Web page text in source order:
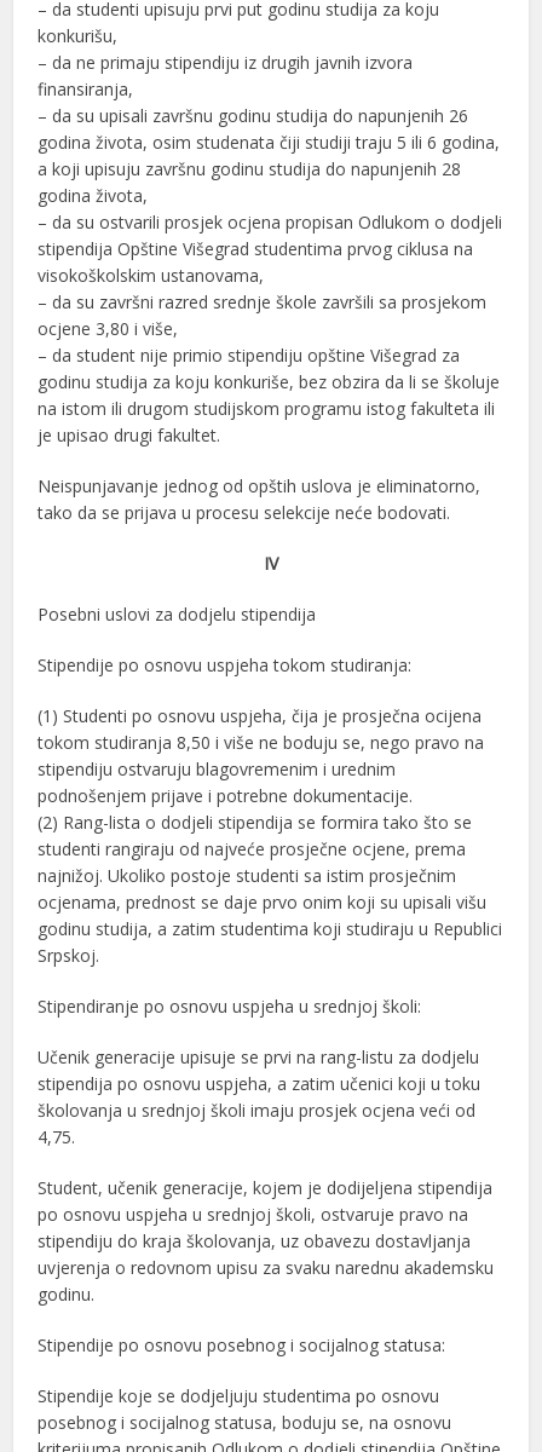
– da studenti upisuju prvi put godinu studija za koju
konkurišu,
– da ne primaju stipendiju iz drugih javnih izvora
finansiranja,
– da su upisali završnu godinu studija do napunjenih 26
godina života, osim studenata čiji studiji traju 5 ili 6 godina,
a koji upisuju završnu godinu studija do napunjenih 28
godina života,
– da su ostvarili prosjek ocjena propisan Odlukom o dodjeli
stipendija Opštine Višegrad studentima prvog ciklusa na
visokoškolskim ustanovama,
– da su završni razred srednje škole završili sa prosjekom
ocjene 3,80 i više,
– da student nije primio stipendiju opštine Višegrad za
godinu studija za koju konkuriše, bez obzira da li se školuje
na istom ili drugom studijskom programu istog fakulteta ili
je upisao drugi fakultet.
Neispunjavanje jednog od opštih uslova je eliminatorno,
tako da se prijava u procesu selekcije neće bodovati.
IV
Posebni uslovi za dodjelu stipendija
Stipendije po osnovu uspjeha tokom studiranja:
(1) Studenti po osnovu uspjeha, čija je prosječna ocijena
tokom studiranja 8,50 i više ne boduju se, nego pravo na
stipendiju ostvaruju blagovremenim i urednim
podnošenjem prijave i potrebne dokumentacije.
(2) Rang-lista o dodjeli stipendija se formira tako što se
studenti rangiraju od najveće prosječne ocjene, prema
najnižoj. Ukoliko postoje studenti sa istim prosječnim
ocjenama, prednost se daje prvo onim koji su upisali višu
godinu studija, a zatim studentima koji studiraju u Republici
Srpskoj.
Stipendiranje po osnovu uspjeha u srednjoj školi:
Učenik generacije upisuje se prvi na rang-listu za dodjelu
stipendija po osnovu uspjeha, a zatim učenici koji u toku
školovanja u srednjoj školi imaju prosjek ocjena veći od
4,75.
Student, učenik generacije, kojem je dodijeljena stipendija
po osnovu uspjeha u srednjoj školi, ostvaruje pravo na
stipendiju do kraja školovanja, uz obavezu dostavljanja
uvjerenja o redovnom upisu za svaku narednu akademsku
godinu.
Stipendije po osnovu posebnog i socijalnog statusa:
Stipendije koje se dodjeljuju studentima po osnovu
posebnog i socijalnog statusa, boduju se, na osnovu